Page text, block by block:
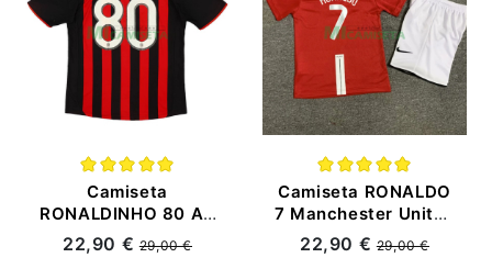
Camiseta
RONALDINHO 80 AC
Milan Primera
Equipación Retro
22,90 €29,00 €
Camiseta RONALDO
7 Manchester United
Primera Equipación
Retro 2007/08 Niño
22,90 €29,00 €